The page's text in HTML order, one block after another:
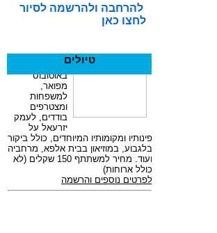
להרחבה ולהרשמה לסיור
לחצו כאן
טיולים